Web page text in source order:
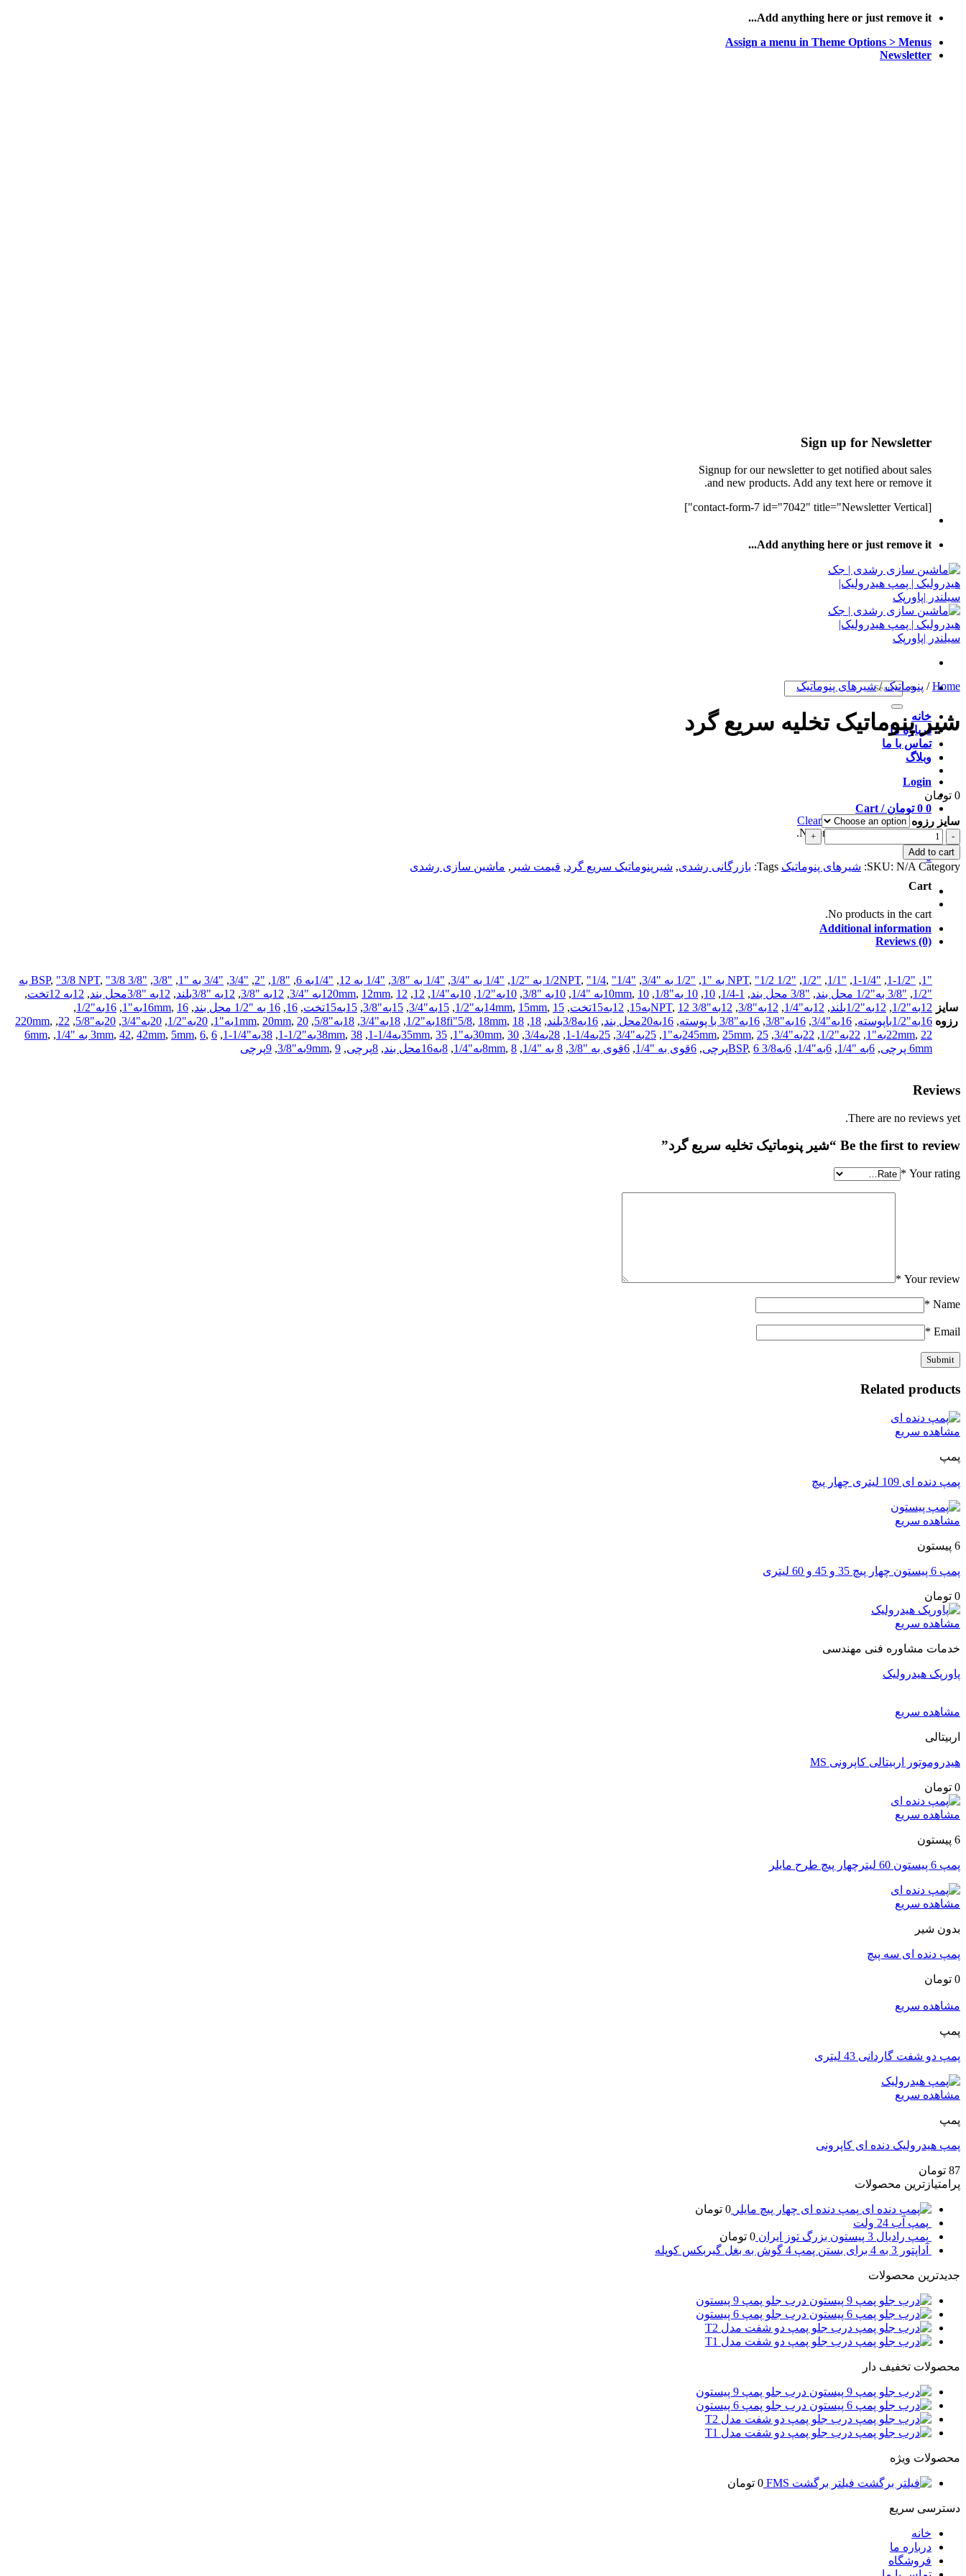
پرش
محتوا
Add anything here or just remove it...
Assign a menu in Theme Options > Menus
Newsletter
Sign up for Newsletter
Signup for our newsletter to get notified about sales
and new products. Add any text here or remove it.
[contact-form-7 id="7042" title="Newsletter Vertical"]
Add anything here or just remove it...
Search
for:
خانه
درباره ما
تماس با ما
وبلاگ
Login
Cart / 0 تومان
0
No products in the cart.
0
Cart
No products in the cart.
Home
/ پنوماتیک / شیرهای پنوماتیک
شیر پنوماتیک تخلیه سریع گرد
0 تومان
سایز رزوه
Clear
شیر
پنوماتیک
تخلیه
سریع
گرد
quantity
Add to cart
SKU: N/A Category: شیرهای پنوماتیک Tags: بازرگانی رشدی, شیرپنوماتیک سریع گرد, قیمت شیر , ماشین سازی رشدی
Additional information
Reviews (0)
سایز
رزوه
"1
,
"1-1/2
,
"1-1/4
,
"1/1
,
"1/2
,
"1/2 NPT
, "1/2 به "1 , "1/2 به "3/4 ,
"1/2NPT
, "1/4, "1/4 به "1/2 , "1/4 به "3/4 , "1/4 به "3/8 , "1/4 به 12 , "1/4به 6 ,
"1/8
,
"2
,
"3/4
, "3/4 به "1 ,
"3/8
,
"3/8 BSP
, "3/8 NPT,
"3/8 به
"1/2
, "3/8 به"1/2 محل بند , "3/8 محل بند ,
1-1/4
,
10
, 10 به"1/8 ,
10mm, 10به "1/4 , 10به "3/8 , 10به"1/2 , 10به"1/4 ,
12
,
120mm, 12mm, 12به "3/4 , 12به "3/8 , 12به "3/8بلند , 12به "3/8محل بند , 12به 12تخت
,
12به"1/2
, 12به"1/2بلند , 12به"1/4 , 12به"3/8 , 12به"3/8 NPT , 12به15 , 12به15تخت ,
14mm, 15mm, 15به"1/2 , 15به"3/4 , 15به"3/8 , 15به15تخت ,
16
, 16 به "1/2 محل بند ,
16mm, 16به"1 , 16به"1/2
,
16به"1/2باپوسته
, 16به"3/4 , 16به"3/8 , 16به"3/8 با پوسته , 16به20محل بند , 16به3/8بلند ,
18
,
18fi"5/8, 18mm, 18به"1/2 , 18به"3/4 , 18به"5/8 ,
1mm, 20mm, 20به"1 , 20به"1/2 , 20به"3/4 , 20به"5/8 ,
22
,
220mm,
22mm, 22به"1 , 22به"1/2 , 22به"3/4 ,
245mm, 25mm, 25به"1 , 25به"3/4 , 25به1/4-1 , 28به3/4 ,
30mm, 30به"1 ,
35mm, 35به1/4-1 ,
38mm, 38به"1/2-1 , 38به"1/4-1 ,
3mm, 42, 42mm, 5mm, 6, 6 به "1/4 ,
6mm,
6mm پرچی
, 6به "1/4 , 6به"1/4 , 6به3/8 BSP , 6پرچی , 6قوی به "1/4 , 6قوی به "3/8 , 8 به "1/4 ,
8mm, 8به"1/4 , 8به16محل بند , 8پرچی ,
9mm, 9به"3/8 , 9پرچی
Reviews
There are no reviews yet.
Be the first to review “شیر پنوماتیک تخلیه سریع گرد”
Your rating
*
Your review
*
Name
*
Email
*
Related products
مشاهده سریع
پمپ
پمپ دنده ای 109 لیتری چهار پیچ
مشاهده سریع
6 پیستون
پمپ 6 پیستون چهار پیچ 35 و 45 و 60 لیتری
0 تومان
مشاهده سریع
خدمات مشاوره فنی مهندسی
پاورپک هیدرولیک
مشاهده سریع
اربیتالی
هیدروموتور اربیتالی کاپرونی MS
0 تومان
مشاهده سریع
6 پیستون
پمپ 6 پیستون 60 لیترچهار پیچ طرح مایلر
مشاهده سریع
بدون شیر
پمپ دنده ای سه پیچ
0 تومان
مشاهده سریع
پمپ
پمپ دو شفت گاردانی 43 لیتری
مشاهده سریع
پمپ
پمپ هیدرولیک دنده ای کاپرونی
87 تومان
پرامتیازترین محصولات
پمپ دنده ای چهار پیچ مایلر 0 تومان
پمپ آب 24 ولت
پمپ رادیال 3 پیستون بزرگ توز ایران
0 تومان
آداپتور 3 به 4 برای بستن پمپ 4 گوش به بغل گیربکس کوپله
جدیدترین محصولات
درب جلو پمپ 9 پیستون
درب جلو پمپ 6 پیستون
درب جلو پمپ دو شفت مدل T2
درب جلو پمپ دو شفت مدل T1
محصولات تخفیف دار
درب جلو پمپ 9 پیستون
درب جلو پمپ 6 پیستون
درب جلو پمپ دو شفت مدل T2
درب جلو پمپ دو شفت مدل T1
محصولات ویژه
فیلتر برگشت FMS 0 تومان
دسترسی سریع
خانه
درباره ما
فروشگاه